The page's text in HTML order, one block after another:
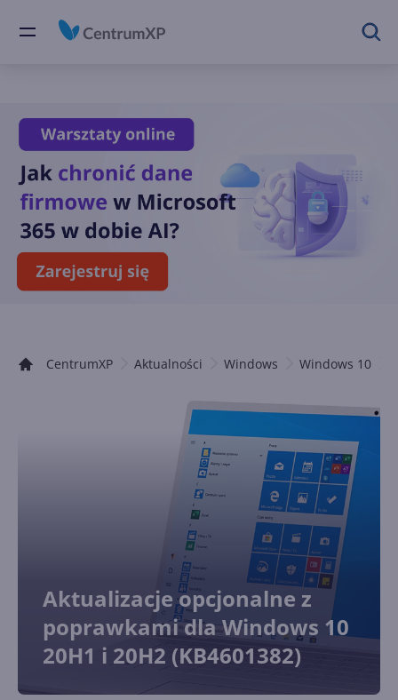
CentrumXP Aktualności Windows Windows 10
Aktualizacje opcjonalne z
poprawkami dla Windows 10
20H1 i 20H2 (KB4601382)